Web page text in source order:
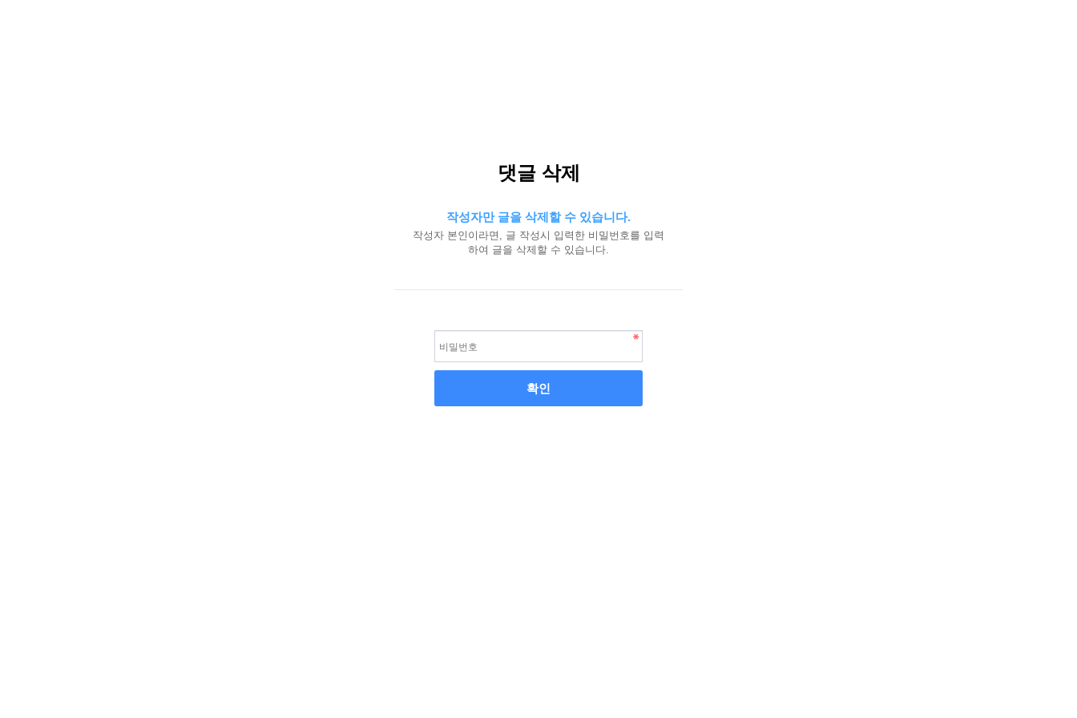
댓글 삭제
작성자만 글을 삭제할 수 있습니다.
작성자 본인이라면, 글 작성시 입력한 비밀번호를 입력
하여 글을 삭제할 수 있습니다.